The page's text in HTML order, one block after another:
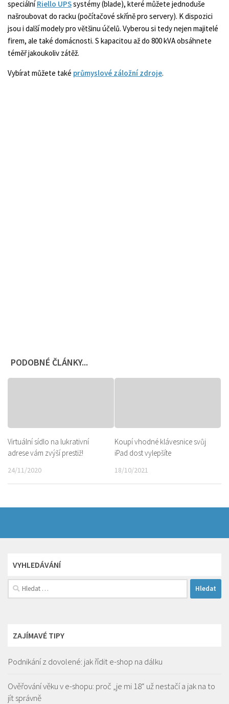
speciálníRiello UPSsystémy (blade), které můžete jednoduše
našroubovat do racku (počítačové skříně pro servery). K dispozici
jsou i další modely pro většinu účelů. Vyberou si tedy nejen majitelé
firem, ale také domácnosti. S kapacitou až do 800 kVA obsáhnete
téměř jakoukoliv zátěž.
Vybírat můžete také průmyslové záložní zdroje.
PODOBNÉ ČLÁNKY...
Virtuální sídlo na lukrativní
adrese vám zvýší prestiž!
24/11/2020
Koupí vhodné klávesnice svůj
iPad dost vylepšíte
18/10/2021
VYHLEDÁVÁNÍ
Vyhledávání
ZAJÍMAVÉ TIPY
Podnikání z dovolené: jak řídit e-shop na dálku
Ověřování věku v e-shopu: proč „je mi 18“ už nestačí a jak na to
jít správně